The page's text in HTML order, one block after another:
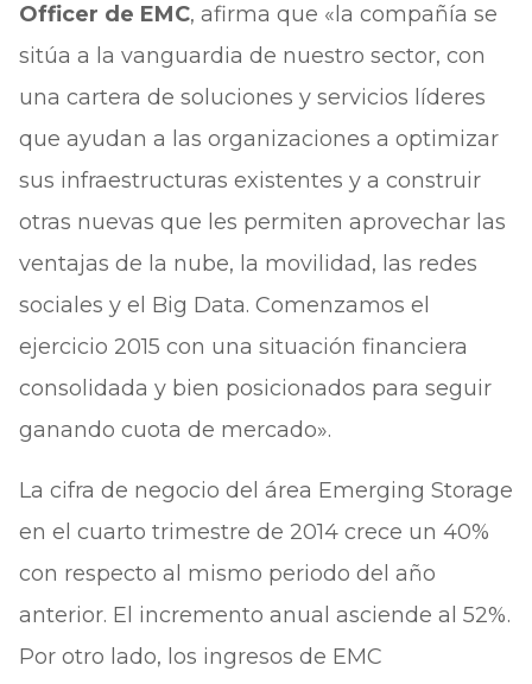
Officer de EMC, afirma que «la compañía se
sitúa a la vanguardia de nuestro sector, con
una cartera de soluciones y servicios líderes
que ayudan a las organizaciones a optimizar
sus infraestructuras existentes y a construir
otras nuevas que les permiten aprovechar las
ventajas de la nube, la movilidad, las redes
sociales y el Big Data. Comenzamos el
ejercicio 2015 con una situación financiera
consolidada y bien posicionados para seguir
ganando cuota de mercado».
La cifra de negocio del área Emerging Storage
en el cuarto trimestre de 2014 crece un 40%
con respecto al mismo periodo del año
anterior. El incremento anual asciende al 52%.
Por otro lado, los ingresos de EMC